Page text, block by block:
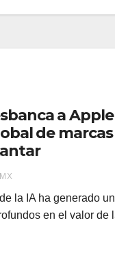
a
de
la IA ha generado
en el valor de